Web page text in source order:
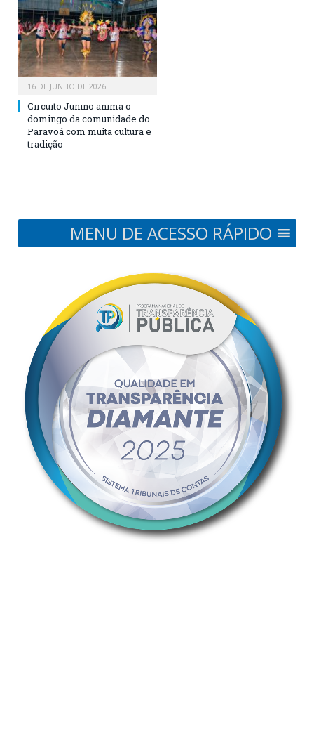
16 DE JUNHO DE 2026
Circuito Junino anima o
domingo da comunidade do
Paravoá com muita cultura e
tradição
MENU DE ACESSO RÁPIDO